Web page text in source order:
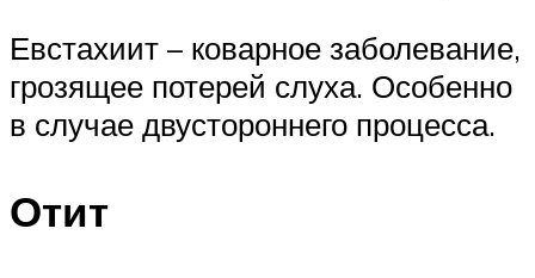
Евстахиит – коварное заболевание,
грозящее потерей слуха. Особенно
в случае двустороннего процесса.
Отит